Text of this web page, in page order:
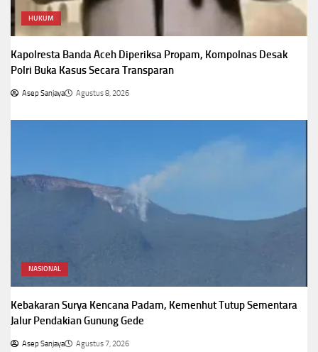
HUKUM
Kapolresta Banda Aceh Diperiksa Propam, Kompolnas Desak
Polri Buka Kasus Secara Transparan
Asep Sanjaya Agustus 8, 2026
NASIONAL
Kebakaran Surya Kencana Padam, Kemenhut Tutup Sementara
Jalur Pendakian Gunung Gede
Asep Sanjaya Agustus 7, 2026